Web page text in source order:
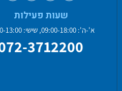
שעות פעילות
א'-ה': 09:00-18:00, שישי: 09:00-13:00
3712200